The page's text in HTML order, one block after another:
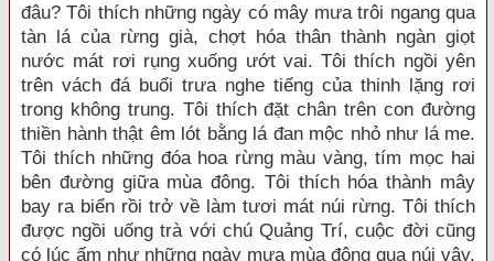
đâu? Tôi thích những ngày có mây mưa trôi ngang qua
tàn lá của rừng già, chợt hóa thân thành ngàn giọt
nước mát rơi rụng xuống ướt vai. Tôi thích ngồi yên
trên vách đá buổi trưa nghe tiếng của thinh lặng rơi
trong không trung. Tôi thích đặt chân trên con đường
thiền hành thật êm lót bằng lá đan mộc nhỏ như lá me.
Tôi thích những đóa hoa rừng màu vàng, tím mọc hai
bên đường giữa mùa đông. Tôi thích hóa thành mây
bay ra biển rồi trở về làm tươi mát núi rừng. Tôi thích
được ngồi uống trà với chú Quảng Trí, cuộc đời cũng
có lúc ấm như những ngày mưa mùa đông qua núi vậy.